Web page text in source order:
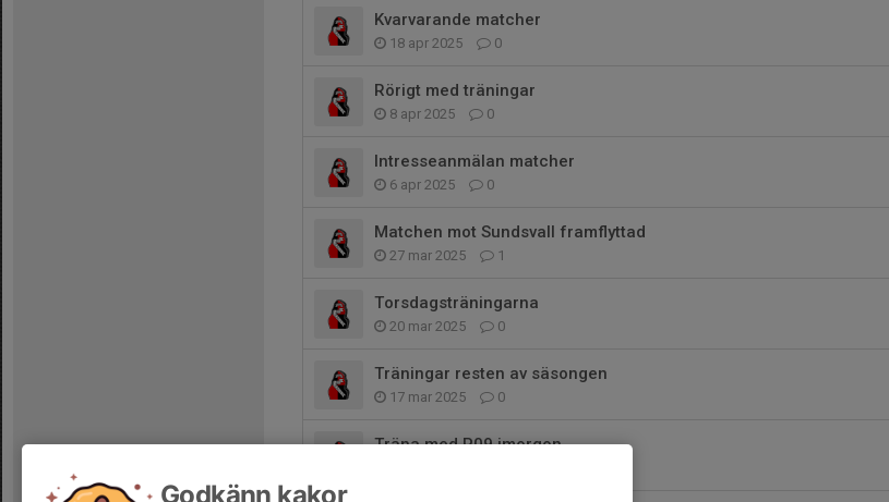
Kvarvarande matcher
18 apr 2025 0
Rörigt med träningar
8 apr 2025 0
Intresseanmälan matcher
6 apr 2025 0
Matchen mot Sundsvall framflyttad
27 mar 2025 1
Torsdagsträningarna
20 mar 2025 0
Träningar resten av säsongen
17 mar 2025 0
Träna med P09 imorgon
Godkänn kakor